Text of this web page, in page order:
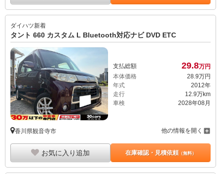
ダイハツ新着
タント 660 カスタム L Bluetooth対応ナビ DVD ETC
支払総額 29.8万円
本体価格
28. 9万円
年式
2012年
走行
12.9万km
車検
2028年08月
香川県観音寺市 他の情報を開く
お気に入り追加 在庫確認・見積依頼（無料）